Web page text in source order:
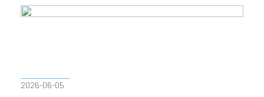
2026-06-05